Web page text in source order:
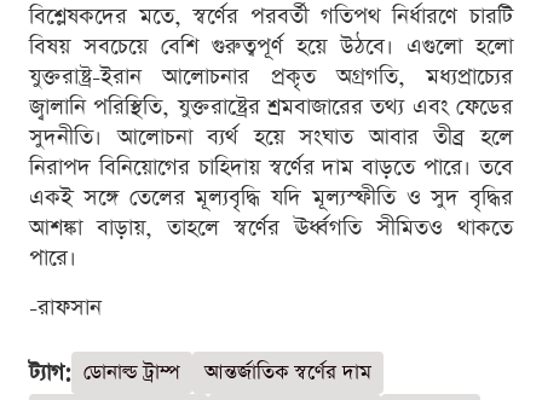
বিশ্লেষকদের মতে, স্বর্ণের পরবর্তী গতিপথ নির্ধারণে চারটি
বিষয় সবচেয়ে বেশি গুরুত্বপূর্ণ হয়ে উঠবে। এগুলো হলো
যুক্তরাষ্ট্র-ইরান আলোচনার প্রকৃত অগ্রগতি, মধ্যপ্রাচ্যের
জ্বালানি পরিস্থিতি, যুক্তরাষ্ট্রের শ্রমবাজারের তথ্য এবং ফেডের
সুদনীতি। আলোচনা ব্যর্থ হয়ে সংঘাত আবার তীব্র হলে
নিরাপদ বিনিয়োগের চাহিদায় স্বর্ণের দাম বাড়তে পারে। তবে
একই সঙ্গে তেলের মূল্যবৃদ্ধি যদি মূল্যস্ফীতি ও সুদ বৃদ্ধির
আশঙ্কা বাড়ায়, তাহলে স্বর্ণের ঊর্ধ্বগতি সীমিতও থাকতে
পারে।
-রাফসান
ট্যাগ: ডোনাল্ড ট্রাম্প
আন্তর্জাতিক স্বর্ণের দাম